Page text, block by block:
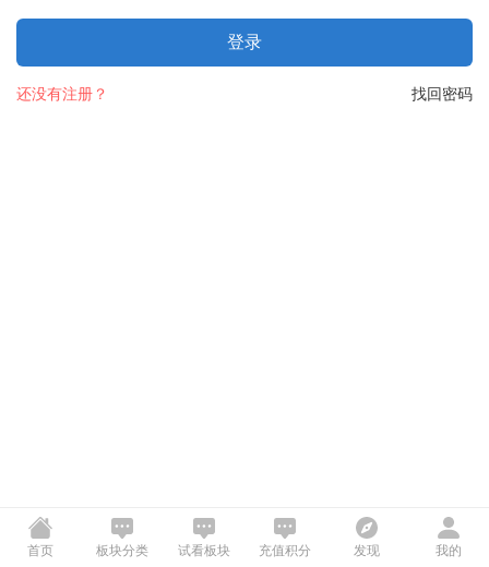
登录
找回密码
还没有注册？
首页 板块分类 试看板块 充值积分 发现 我的